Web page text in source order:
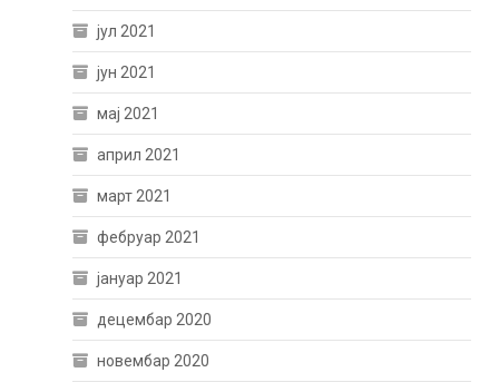
јул 2021
јун 2021
мај 2021
април 2021
март 2021
фебруар 2021
јануар 2021
децембар 2020
новембар 2020